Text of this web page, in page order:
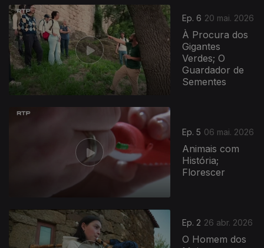
Ep. 6 20 mai. 2026
À Procura dos
Gigantes
Verdes; O
Guardador de
Sementes
Ep. 5 06 mai. 2026
Animais com
História;
Florescer
Ep. 2 26 abr. 2026
O Homem dos